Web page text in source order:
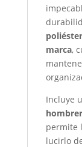
marca,
Incluye
permite
lucirlo